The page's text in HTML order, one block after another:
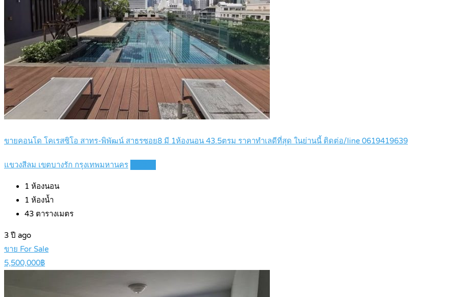
ขายคอนโด โคเรสซิโอ สาทร-พิพัฒน์ สาธรซอย8 มี 1ห้องนอน 43.5ตรม ราคาทำเลดีที่สุด ในย่านนี้ ติดต่อ/line 0619419639
แขวงสีลม เขตบางรัก กรุงเทพมหานคร
1 ห้องนอน
1 ห้องน้ำ
43 ตารางเมตร
3 ปี ago
ขาย For Sale
5,500,000฿